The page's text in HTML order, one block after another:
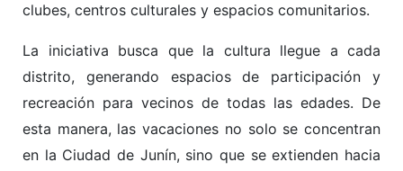
clubes, centros culturales y espacios comunitarios.
La iniciativa busca que la cultura llegue a cada
distrito, generando espacios de participación y
recreación para vecinos de todas las edades. De
esta manera, las vacaciones no solo se concentran
en la Ciudad de Junín, sino que se extienden hacia